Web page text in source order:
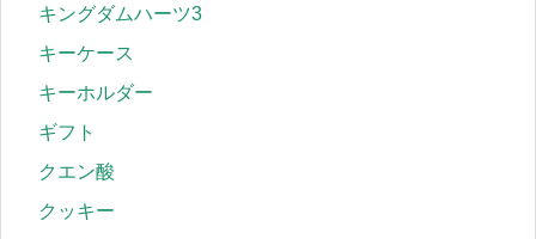
キングダムハーツ3
キーケース
キーホルダー
ギフト
クエン酸
クッキー